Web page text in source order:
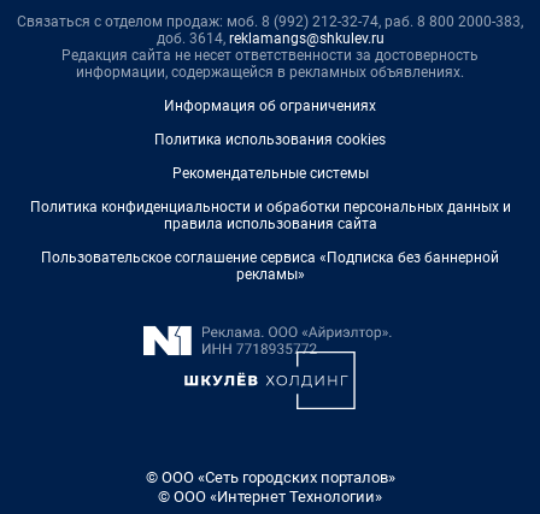
Связаться с отделом продаж: моб. 8 (992) 212-32-74, раб. 8 800 2000-383,
доб. 3614, reklamangs@shkulev.ru
Редакция сайта не несет ответственности за достоверность
информации, содержащейся в рекламных объявлениях.
Информация об ограничениях
Политика использования cookies
Рекомендательные системы
Политика конфиденциальности и обработки персональных данных и
правила использования сайта
Пользовательское соглашение сервиса «Подписка без баннерной
рекламы»
© ООО «Сеть городских порталов»
© ООО «Интернет Технологии»